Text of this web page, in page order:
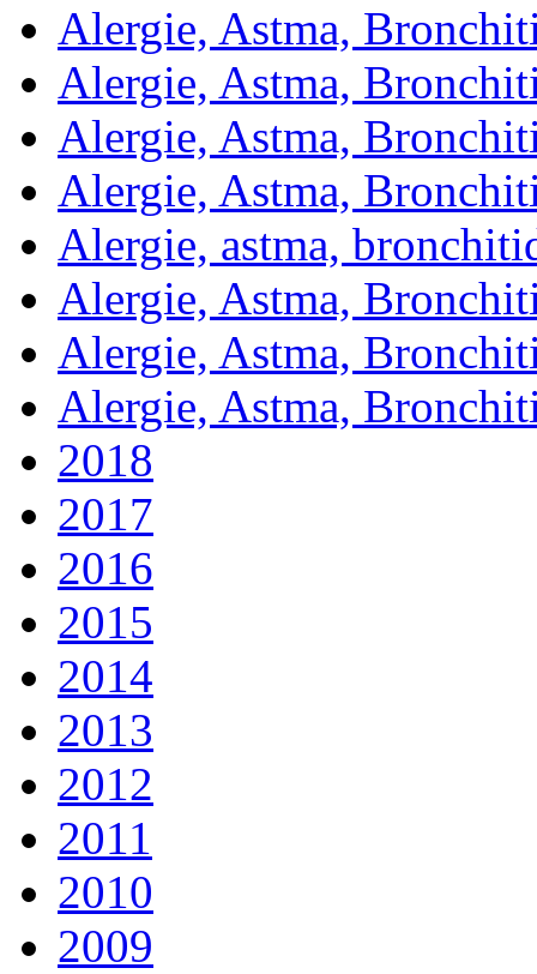
Alergie, Astma,
Alergie, Astma,
Alergie, Astma,
Alergie, Astma,
Alergie, astma,
Alergie, Astma,
Alergie, Astma,
Alergie, Astma,
2018
2017
2016
2015
2014
2013
2012
2011
2010
2009